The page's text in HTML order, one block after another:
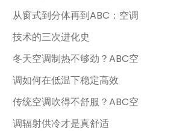
从窗式到分体再到ABC：空调
技术的三次进化史
冬天空调制热不够劲？ABC空
调如何在低温下稳定高效
传统空调吹得不舒服？ABC空
调辐射供冷才是真舒适